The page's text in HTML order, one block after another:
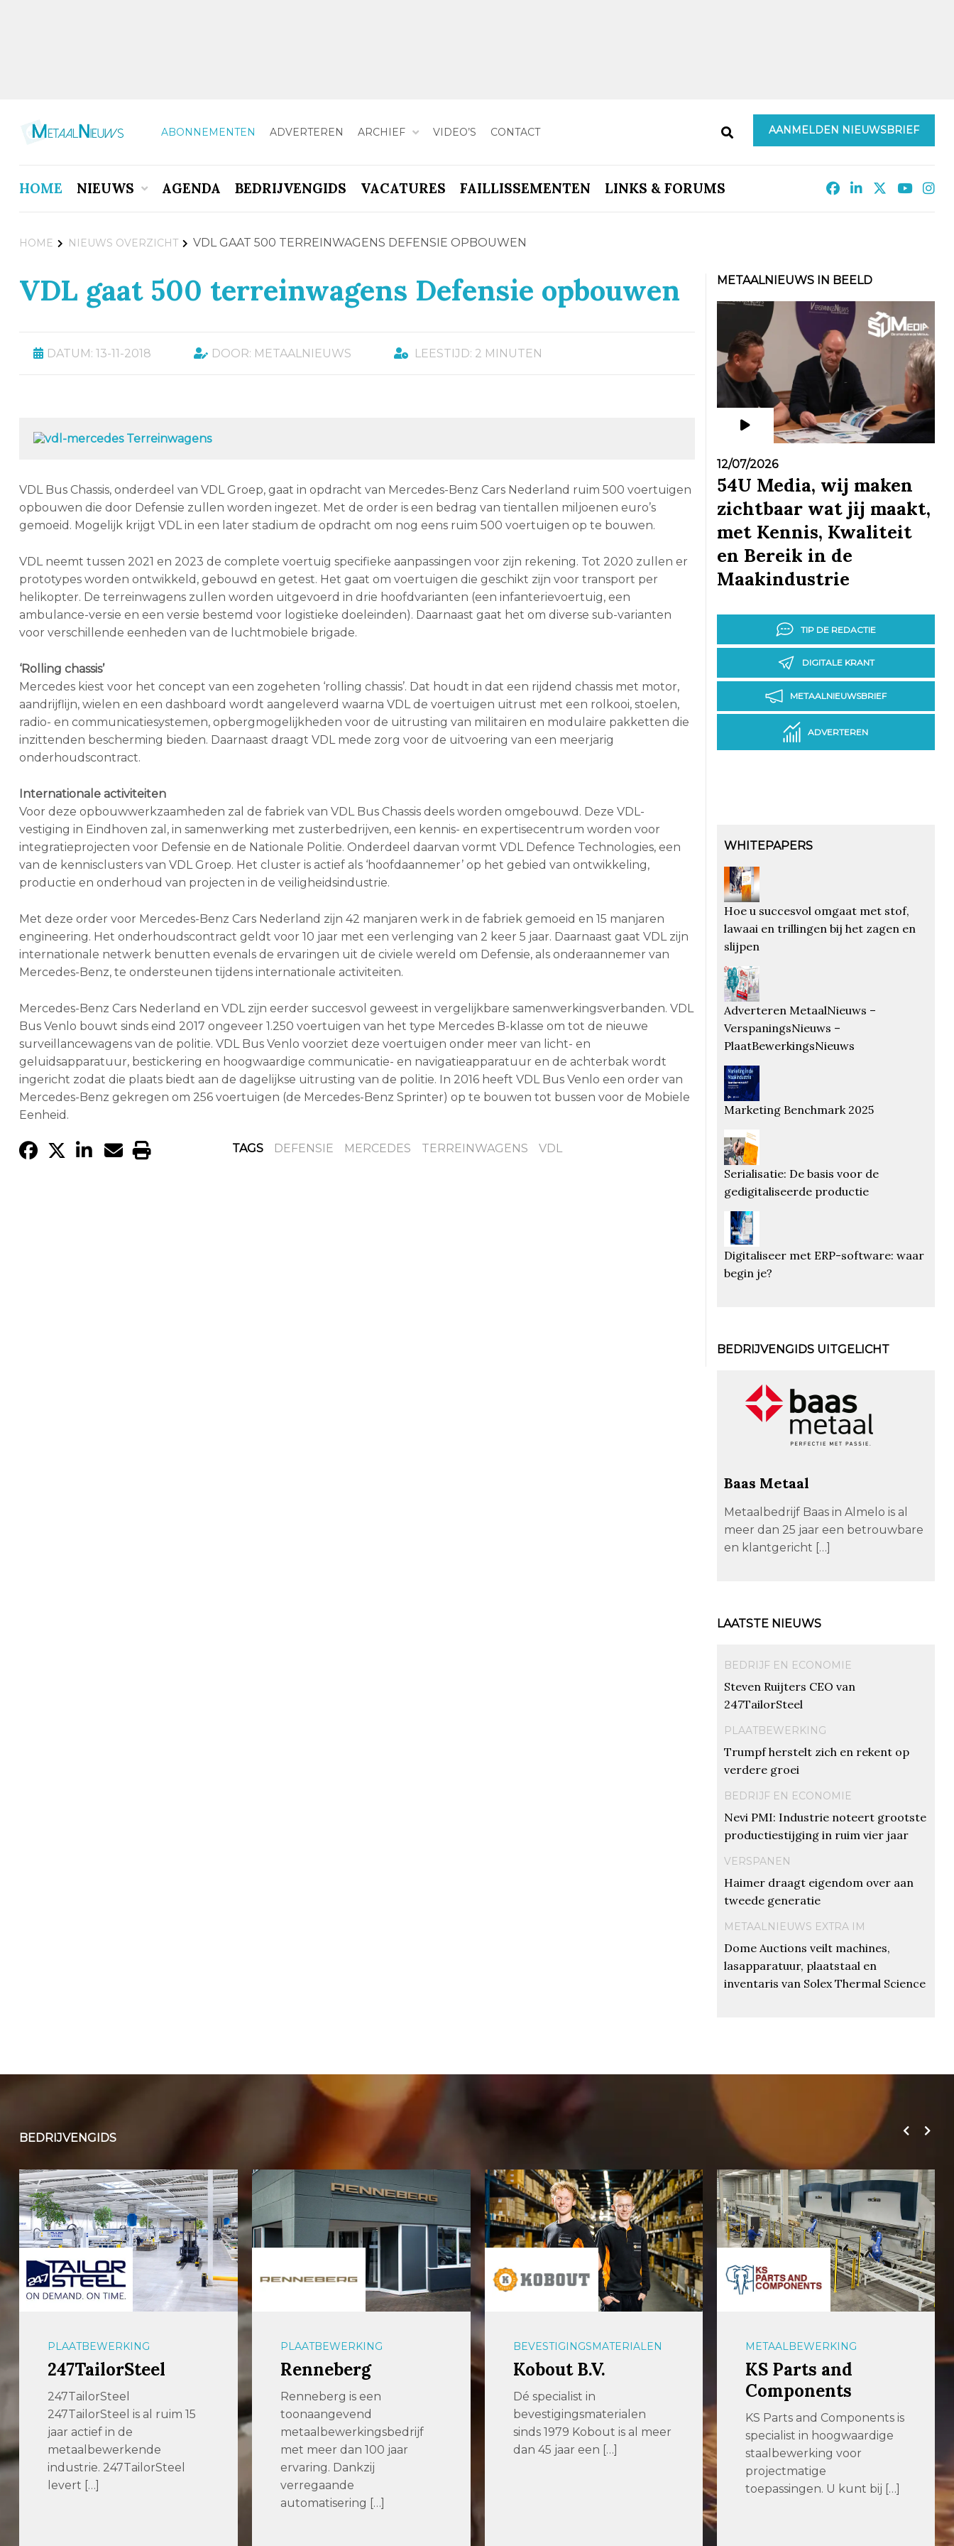
ABONNEMENTEN ADVERTEREN ARCHIEF VIDEO’S CONTACT AANMELDEN NIEUWSBRIEF
HOME NIEUWS AGENDA BEDRIJVENGIDS VACATURES FAILLISSEMENTEN LINKS & FORUMS
HOME NIEUWS OVERZICHT VDL GAAT 500 TERREINWAGENS DEFENSIE OPBOUWEN
VDL gaat 500 terreinwagens Defensie opbouwen
DATUM: 13-11-2018 DOOR: METAALNIEUWS LEESTIJD: 2 MINUTEN
VDL Bus Chassis, onderdeel van VDL Groep, gaat in opdracht van Mercedes-Benz Cars Nederland ruim 500 voertuigen
opbouwen die door Defensie zullen worden ingezet. Met de order is een bedrag van tientallen miljoenen euro’s
gemoeid. Mogelijk krijgt VDL in een later stadium de opdracht om nog eens ruim 500 voertuigen op te bouwen.
VDL neemt tussen 2021 en 2023 de complete voertuig specifieke aanpassingen voor zijn rekening. Tot 2020 zullen er
prototypes worden ontwikkeld, gebouwd en getest. Het gaat om voertuigen die geschikt zijn voor transport per
helikopter. De terreinwagens zullen worden uitgevoerd in drie hoofdvarianten (een infanterievoertuig, een
ambulance-versie en een versie bestemd voor logistieke doeleinden). Daarnaast gaat het om diverse sub-varianten
voor verschillende eenheden van de luchtmobiele brigade.
‘Rolling chassis’
Mercedes kiest voor het concept van een zogeheten ‘rolling chassis’. Dat houdt in dat een rijdend chassis met motor,
aandrijflijn, wielen en een dashboard wordt aangeleverd waarna VDL de voertuigen uitrust met een rolkooi, stoelen,
radio- en communicatiesystemen, opbergmogelijkheden voor de uitrusting van militairen en modulaire pakketten die
inzittenden bescherming bieden. Daarnaast draagt VDL mede zorg voor de uitvoering van een meerjarig
onderhoudscontract.
Internationale activiteiten
Voor deze opbouwwerkzaamheden zal de fabriek van VDL Bus Chassis deels worden omgebouwd. Deze VDL-
vestiging in Eindhoven zal, in samenwerking met zusterbedrijven, een kennis- en expertisecentrum worden voor
integratieprojecten voor Defensie en de Nationale Politie. Onderdeel daarvan vormt VDL Defence Technologies, een
van de kennisclusters van VDL Groep. Het cluster is actief als ‘hoofdaannemer’ op het gebied van ontwikkeling,
productie en onderhoud van projecten in de veiligheidsindustrie.
Met deze order voor Mercedes-Benz Cars Nederland zijn 42 manjaren werk in de fabriek gemoeid en 15 manjaren
engineering. Het onderhoudscontract geldt voor 10 jaar met een verlenging van 2 keer 5 jaar. Daarnaast gaat VDL zijn
internationale netwerk benutten evenals de ervaringen uit de civiele wereld om Defensie, als onderaannemer van
Mercedes-Benz, te ondersteunen tijdens internationale activiteiten.
Mercedes-Benz Cars Nederland en VDL zijn eerder succesvol geweest in vergelijkbare samenwerkingsverbanden. VDL
Bus Venlo bouwt sinds eind 2017 ongeveer 1.250 voertuigen van het type Mercedes B-klasse om tot de nieuwe
surveillancewagens van de politie. VDL Bus Venlo voorziet deze voertuigen onder meer van licht- en
geluidsapparatuur, bestickering en hoogwaardige communicatie- en navigatieapparatuur en de achterbak wordt
ingericht zodat die plaats biedt aan de dagelijkse uitrusting van de politie. In 2016 heeft VDL Bus Venlo een order van
Mercedes-Benz gekregen om 256 voertuigen (de Mercedes-Benz Sprinter) op te bouwen tot bussen voor de Mobiele
Eenheid.
TAGS DEFENSIE MERCEDES TERREINWAGENS VDL
METAALNIEUWS IN BEELD
12/07/2026
54U Media, wij maken
zichtbaar wat jij maakt,
met Kennis, Kwaliteit
en Bereik in de
Maakindustrie
TIP DE REDACTIE
DIGITALE KRANT
METAALNIEUWSBRIEF
ADVERTEREN
WHITEPAPERS
Hoe u succesvol omgaat met stof,
lawaai en trillingen bij het zagen en
slijpen
Adverteren MetaalNieuws –
VerspaningsNieuws –
PlaatBewerkingsNieuws
Marketing Benchmark 2025
Serialisatie: De basis voor de
gedigitaliseerde productie
Digitaliseer met ERP-software: waar
begin je?
BEDRIJVENGIDS UITGELICHT
Baas Metaal
Metaalbedrijf Baas in Almelo is al
meer dan 25 jaar een betrouwbare
en klantgericht […]
LAATSTE NIEUWS
BEDRIJF EN ECONOMIE
Steven Ruijters CEO van
247TailorSteel
PLAATBEWERKING
Trumpf herstelt zich en rekent op
verdere groei
BEDRIJF EN ECONOMIE
Nevi PMI: Industrie noteert grootste
productiestijging in ruim vier jaar
VERSPANEN
Haimer draagt eigendom over aan
tweede generatie
METAALNIEUWS EXTRA IM
Dome Auctions veilt machines,
lasapparatuur, plaatstaal en
inventaris van Solex Thermal Science
BEDRIJVENGIDS
PLAATBEWERKING
247TailorSteel
247TailorSteel
247TailorSteel is al ruim 15
jaar actief in de
metaalbewerkende
industrie. 247TailorSteel
levert […]
PLAATBEWERKING
Renneberg
Renneberg is een
toonaangevend
metaalbewerkingsbedrijf
met meer dan 100 jaar
ervaring. Dankzij
verregaande
automatisering […]
BEVESTIGINGSMATERIALEN
Kobout B.V.
Dé specialist in
bevestigingsmaterialen
sinds 1979 Kobout is al meer
dan 45 jaar een […]
METAALBEWERKING
KS Parts and
Components
KS Parts and Components is
specialist in hoogwaardige
staalbewerking voor
projectmatige
toepassingen. U kunt bij […]